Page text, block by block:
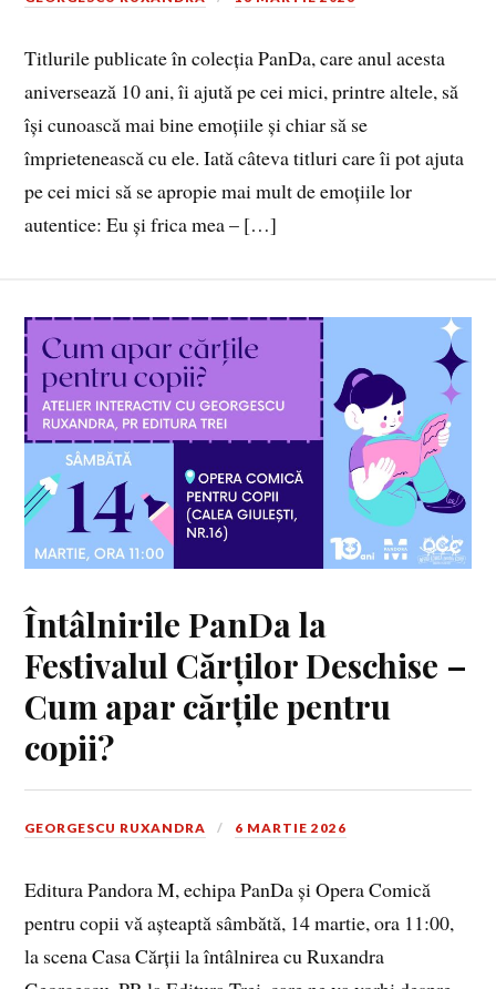
Titlurile publicate în colecția PanDa, care anul acesta
aniversează 10 ani, îi ajută pe cei mici, printre altele, să
își cunoască mai bine emoțiile și chiar să se
împrietenească cu ele. Iată câteva titluri care îi pot ajuta
pe cei mici să se apropie mai mult de emoțiile lor
autentice: Eu și frica mea – […]
Întâlnirile PanDa la
Festivalul Cărților Deschise –
Cum apar cărțile pentru
copii?
GEORGESCU RUXANDRA 6 MARTIE 2026
Editura Pandora M, echipa PanDa și Opera Comică
pentru copii vă așteaptă sâmbătă, 14 martie, ora 11:00,
la scena Casa Cărții la întâlnirea cu Ruxandra